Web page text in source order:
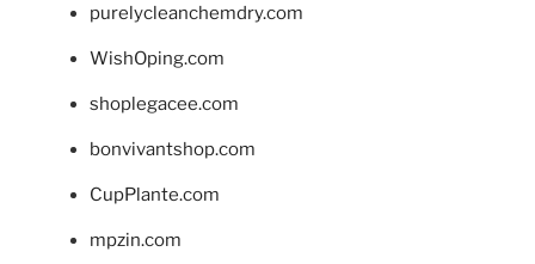
purelycleanchemdry.com
WishOping.com
shoplegacee.com
bonvivantshop.com
CupPlante.com
mpzin.com